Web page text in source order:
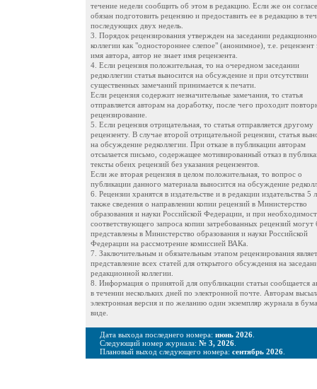
течение недели сообщить об этом в редакцию. Если же он
обязан подготовить рецензию и предоставить ее в редакцию в
последующих двух недель.
3. Порядок рецензирования утвержден на заседании
коллегии как "одностороннее слепое" (анонимное), т.е. рецензент
имя автора, автор не знает имя рецензента.
4. Если рецензия положительная, то на очередном заседании
редколлегии статья выносится на обсуждение и при отсутствии
существенных замечаний принимается к печати.
Если рецензия содержит незначительные замечания, то статья
отправляется авторам на доработку, после чего проходит
рецензирование.
5. Если рецензия отрицательная, то статья отправляется другому
рецензенту. В случае второй отрицательной рецензии, статья
на обсуждение редколлегии. При отказе в публикации авторам
отсылается письмо, содержащее мотивированный отказ в
тексты обеих рецензий без указания рецензентов.
Если же вторая рецензия в целом положительная, то вопрос о
публикации данного материала выносится на обсуждение
6. Рецензии хранятся в издательстве и в редакции издательства 5
также сведения о направлении копии рецензий в Министерство
образования и науки Российской Федерации, и при
соответствующего запроса копии затребованных рецензий могут
представлены в Министерство образования и науки Российской
Федерации на рассмотрение комиссией ВАКа.
7. Заключительным и обязательным этапом рецензирования
представление всех статей для открытого обсуждения на
редакционной коллегии.
8. Информация о принятой для опубликации статьи сообщается
в течении нескольких дней по электронной почте. Авторам
электронная версия и по желанию один экземпляр журнала в
виде.
Дата выхода последнего номера: июнь 2026.
Следующий номер журнала: № 3, 2026.
Плановый выход следующего номера: сентябрь 2026.